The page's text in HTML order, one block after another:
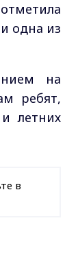
одна из
на
ребят,
летних
в